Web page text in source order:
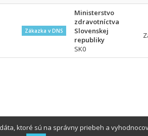
Zákazka v DNS
Ministerstvo
zdravotníctva
Slovenskej
republiky
SK0
ktoré sú na správny priebeh a